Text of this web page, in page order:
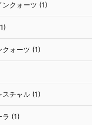
ンクォーツ (1)
クォーツ (1)
スチャル (1)
ラ (1)